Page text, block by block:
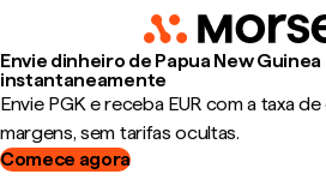
Envie dinheiro de Papua New
instantaneamente
Envie PGK e receba EUR com a taxa
margens, sem tarifas ocultas.
Comece agora